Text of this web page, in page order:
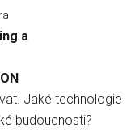
a
Jaké technologie
budoucnosti?